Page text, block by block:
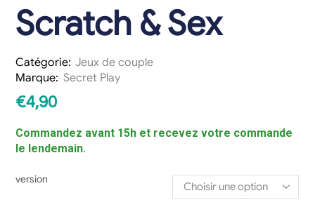
Scratch & Sex
Catégorie: Jeux de couple
Marque: Secret Play
€4,90
Commandez avant 15h et recevez votre commande
le lendemain.
version